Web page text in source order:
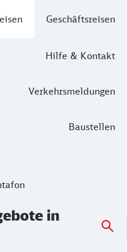
Geschäftsreisen
Hilfe & Kontakt
Verkehrsmeldungen
Baustellen
in